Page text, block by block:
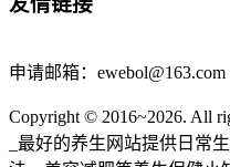
怎么会得过敏性结膜炎
眼部护理技巧常识-过敏
2026-04-19 1104
申请邮箱：ewebol@163.com
Copyright © 2016~2026. All
_最好的养生网站提供日常